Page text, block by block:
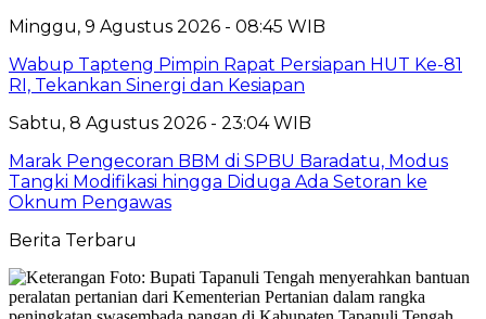
Minggu, 9 Agustus 2026 - 08:45 WIB
Wabup Tapteng Pimpin Rapat Persiapan HUT Ke-81
RI, Tekankan Sinergi dan Kesiapan
Sabtu, 8 Agustus 2026 - 23:04 WIB
Marak Pengecoran BBM di SPBU Baradatu, Modus
Tangki Modifikasi hingga Diduga Ada Setoran ke
Oknum Pengawas
Berita Terbaru